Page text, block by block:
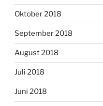
Oktober 2018
September 2018
August 2018
Juli 2018
Juni 2018